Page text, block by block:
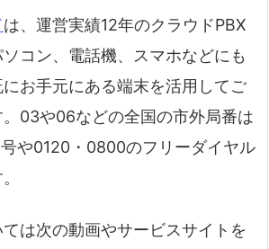
は、運営実績12年のクラウドPBX
ソコン、電話機、スマホなどにも
お手元にある端末を活用してご
03や06などの全国の市外局番は
や0120・0800のフリーダイヤル
は次の動画やサービスサイトを